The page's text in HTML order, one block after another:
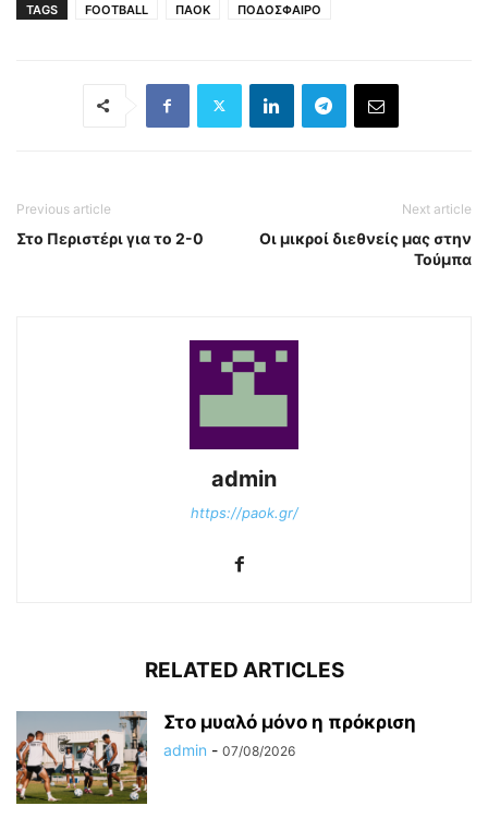
TAGS FOOTBALL ΠΑΟΚ ΠΟΔΟΣΦΑΙΡΟ
Previous article
Στο Περιστέρι για το 2-0
Next article
Οι μικροί διεθνείς μας στην
Τούμπα
admin
https://paok.gr/
RELATED ARTICLES
Στο μυαλό μόνο η πρόκριση
admin - 07/08/2026